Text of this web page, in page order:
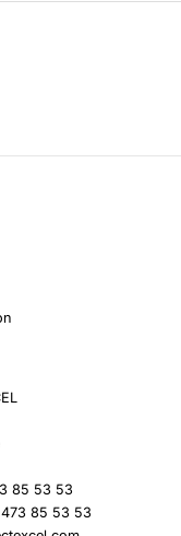
85 53 53
85 53 53